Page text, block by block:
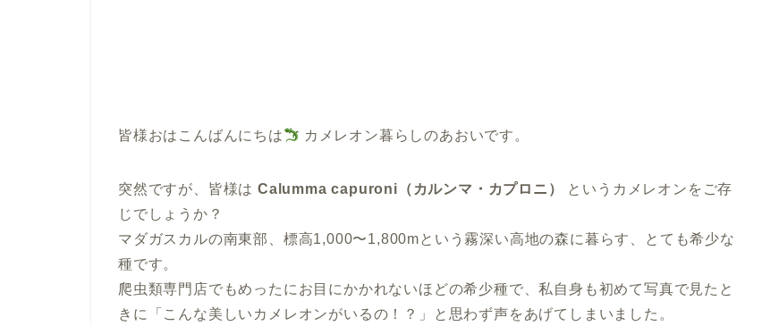
皆様おはこんばんにちは カメレオン暮らしのあおいです。
突然ですが、皆様は Calumma capuroni（カルンマ・カプロニ）
というカメレオンをご存
じでしょうか？
マダガスカルの南東部、標高1,000〜1,800mという霧深い高地の森に暮らす、とても希少な
種です。
爬虫類専門店でもめったにお目にかかれないほどの希少種で、私自身も初めて写真で見たと
きに「こんな美しいカメレオンがいるの！？」と思わず声をあげてしまいました。